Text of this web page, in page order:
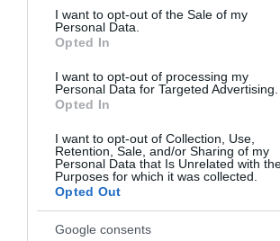
consent section.
I want to opt-out of the Sale of my
Personal Data.
Opted In
I want to opt-out of processing my
Personal Data for Targeted Advertising.
Opted In
I want to opt-out of Collection, Use,
Retention, Sale, and/or Sharing of my
Personal Data that Is Unrelated with
Purposes for which it was collected.
Opted Out
Google consents
Címkék: szerelem, romantika ,
vacsora,tánc,Mikes Anna
páros
Korábbi bejegyzések
HASONLÓ BEJEGYZÉSEK